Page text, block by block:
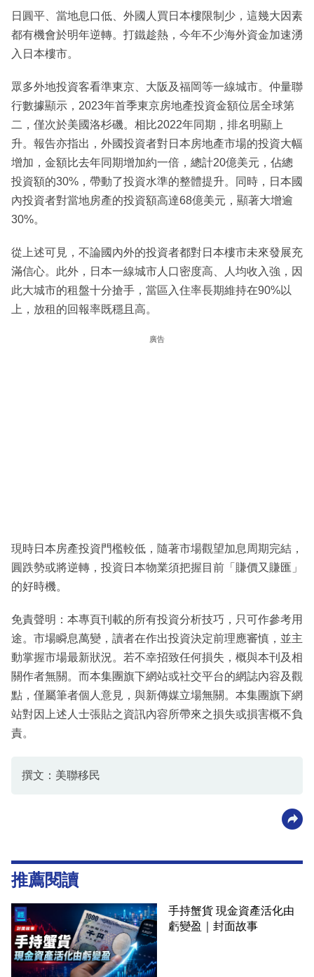
日圓平、當地息口低、外國人買日本樓限制少，這幾大因素
都有機會於明年逆轉。打鐵趁熱，今年不少海外資金加速湧
入日本樓市。
眾多外地投資客看準東京、大阪及福岡等一線城市。仲量聯
行數據顯示，2023年首季東京房地產投資金額位居全球第
二，僅次於美國洛杉磯。相比2022年同期，排名明顯上
升。報告亦指出，外國投資者對日本房地產市場的投資大幅
增加，金額比去年同期增加約一倍，總計20億美元，佔總
投資額的30%，帶動了投資水準的整體提升。同時，日本國
內投資者對當地房產的投資額高達68億美元，顯著大增逾
30%。
從上述可見，不論國內外的投資者都對日本樓市未來發展充
滿信心。此外，日本一線城市人口密度高、人均收入強，因
此大城市的租盤十分搶手，當區入住率長期維持在90%以
上，放租的回報率既穩且高。
廣告
現時日本房產投資門檻較低，隨著市場觀望加息周期完結，
圓跌勢或將逆轉，投資日本物業須把握目前「賺價又賺匯」
的好時機。
免責聲明：本專頁刊載的所有投資分析技巧，只可作參考用
途。市場瞬息萬變，讀者在作出投資決定前理應審慎，並主
動掌握市場最新狀況。若不幸招致任何損失，概與本刊及相
關作者無關。而本集團旗下網站或社交平台的網誌內容及觀
點，僅屬筆者個人意見，與新傳媒立場無關。本集團旗下網
站對因上述人士張貼之資訊內容所帶來之損失或損害概不負
責。
撰文：美聯移民
推薦閱讀
手持蟹貨 現金資產活化由
虧變盈｜封面故事